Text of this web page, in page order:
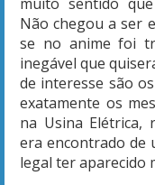
Não chegou a ser
se no anime foi
inegável que
de interesse são
exatamente os
na Usina Elétrica,
era encontrado de
legal ter aparecido